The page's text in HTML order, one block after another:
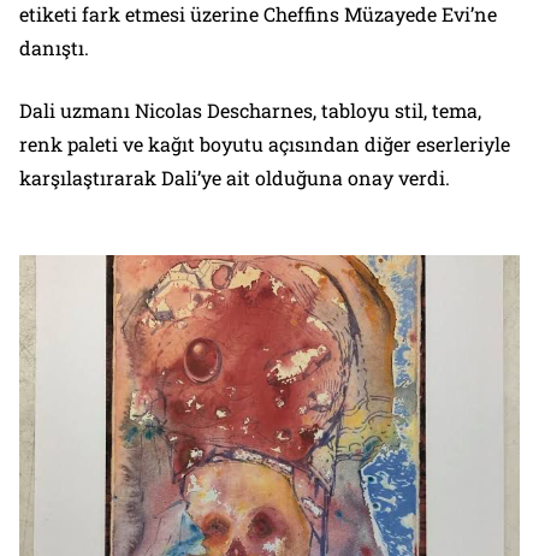
etiketi fark etmesi üzerine Cheffins Müzayede Evi’ne
danıştı.
Dali uzmanı Nicolas Descharnes, tabloyu stil, tema,
renk paleti ve kağıt boyutu açısından diğer eserleriyle
karşılaştırarak Dali’ye ait olduğuna onay verdi.